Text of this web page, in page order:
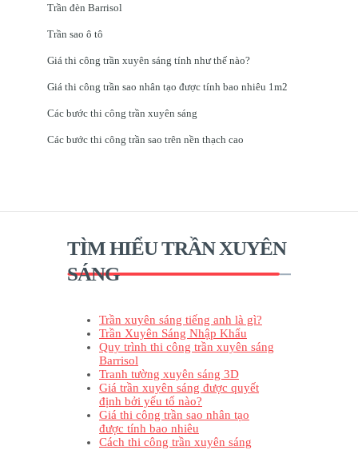
Trần đèn Barrisol
Trần sao ô tô
Giá thi công trần xuyên sáng tính như thế nào?
Giá thi công trần sao nhân tạo được tính bao nhiêu 1m2
Các bước thi công trần xuyên sáng
Các bước thi công trần sao trên nền thạch cao
TÌM HIỂU TRẦN XUYÊN
SÁNG
Trần xuyên sáng tiếng anh là gì?
Trần Xuyên Sáng Nhập Khẩu
Quy trình thi công trần xuyên sáng
Barrisol
Tranh tường xuyên sáng 3D
Giá trần xuyên sáng được quyết
định bởi yếu tố nào?
Giá thi công trần sao nhân tạo
được tính bao nhiêu
Cách thi công trần xuyên sáng